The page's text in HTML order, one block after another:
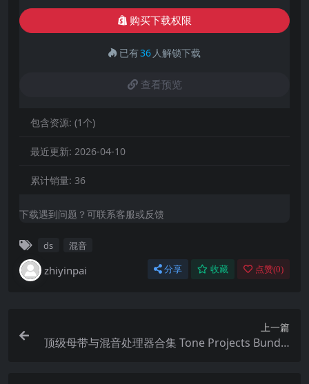
购买下载权限
已有36 人解锁下载
查看预览
包含资源: (1个)
最近更新: 2026-04-10
累计销量: 36
下载遇到问题？可联系客服或反馈
ds 混音
zhiyinpai 分享 收藏 点赞(0)
上一篇
顶级母带与混音处理器合集 Tone Projects Bundle